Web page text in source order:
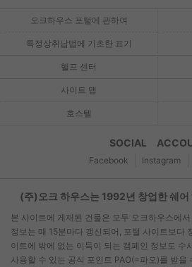
오크하우스 포털에 관하여
특정상취납법에 기초한 표기
헬프 센터
사이트 맵
호스텔
SOCIAL
Facebook Instagram
(주)오크 하우스는 1992년 창업한 쉐어
본 사이트에 게재된 건물은 모두 오크하우스에
정보는 매 15분마다 갱신되어, 포털 사이트보다
이트에 밖에 없는 이득이 되는 캠페인 정보도 수
사용할 수 있는 공식 포인트 PAO(=파오)를 받을